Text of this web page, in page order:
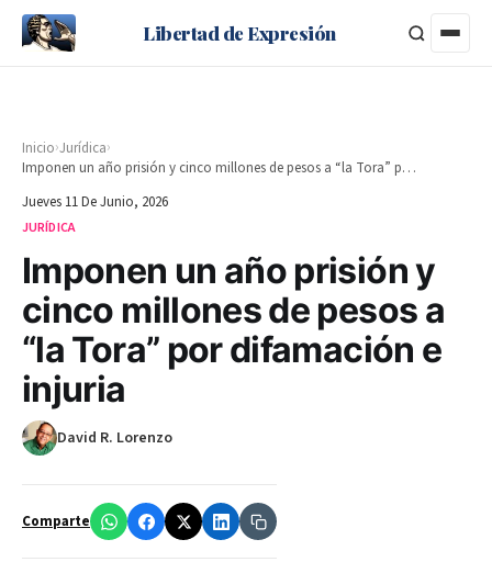
Libertad de Expresión
Inicio›Jurídica›
Imponen un año prisión y cinco millones de pesos a “la Tora” por difamación e injuria
Jueves 11 De Junio, 2026
JURÍDICA
Imponen un año prisión y
cinco millones de pesos a
“la Tora” por difamación e
injuria
David R. Lorenzo
Comparte